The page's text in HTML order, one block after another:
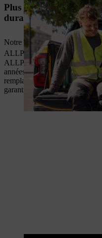
Plus de 3000 cycles de
durable
Notre système intelligent
ALLPRO. Avec plus de 3 000
ALLPRO délivrent une
années d’utilisation intensive.
remplacement, améliorez la
garantissez une exploitation